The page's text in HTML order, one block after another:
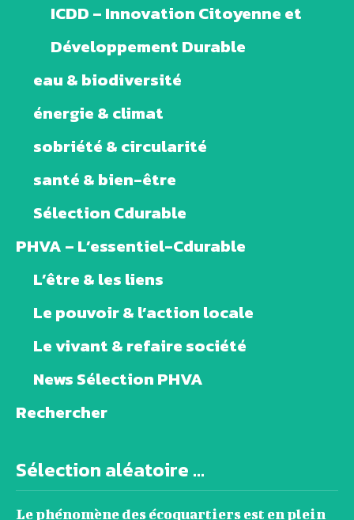
ICDD – Innovation Citoyenne et
Développement Durable
eau & biodiversité
énergie & climat
sobriété & circularité
santé & bien-être
Sélection Cdurable
PHVA – L’essentiel-Cdurable
L’être & les liens
Le pouvoir & l’action locale
Le vivant & refaire société
News Sélection PHVA
Rechercher
Sélection aléatoire ...
Le phénomène des écoquartiers est en plein